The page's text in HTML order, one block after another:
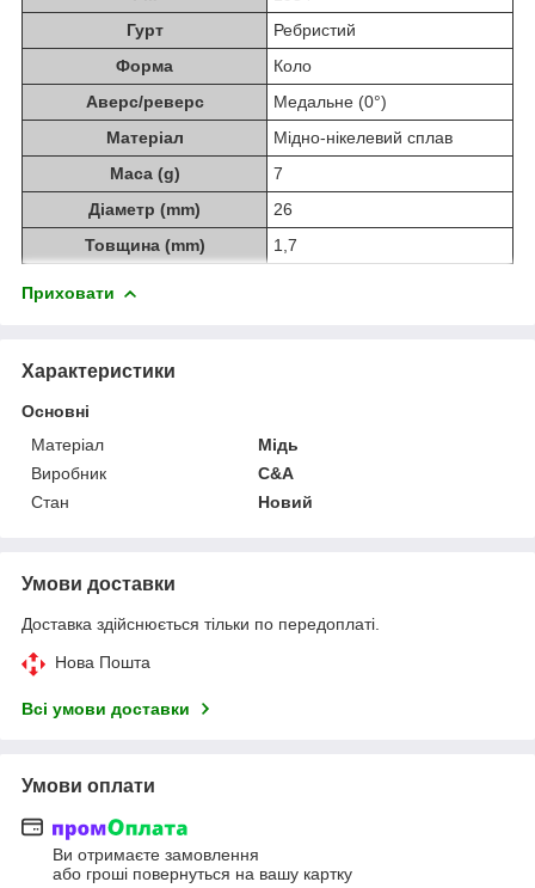
Гурт
Ребристий
Форма
Коло
Аверс/реверс
Медальне (0°)
Матеріал
Мідно-нікелевий сплав
Маса (g)
7
Діаметр (mm)
26
Товщина (mm)
1,7
Приховати
Характеристики
Основні
Матеріал
Мідь
Виробник
C&A
Стан
Новий
Умови доставки
Доставка здійснюється тільки по передоплаті.
Нова Пошта
Всі умови доставки
Умови оплати
Ви отримаєте замовлення
або гроші повернуться на вашу картку